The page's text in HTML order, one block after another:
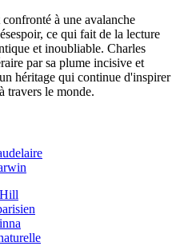
à une avalanche
ce qui fait de la lecture
et inoubliable. Charles
par sa plume incisive et
héritage qui continue d'inspirer
travers le monde.